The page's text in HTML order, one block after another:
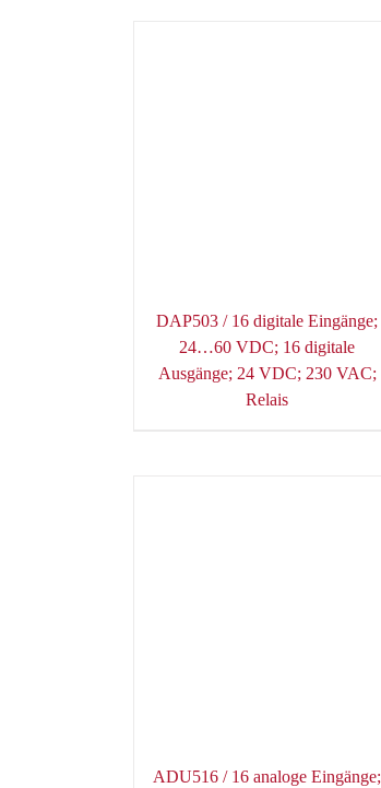
DAP503 / 16 digitale Eingänge;
24…60 VDC; 16 digitale
Ausgänge; 24 VDC; 230 VAC;
Relais
ADU516 / 16 analoge Eingänge;